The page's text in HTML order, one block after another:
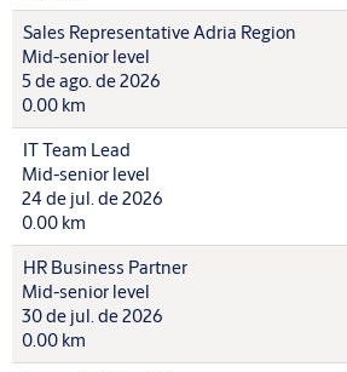
Sales Representative Adria Region
Mid-senior level
5 de ago. de 2026
0.00 km
IT Team Lead
Mid-senior level
24 de jul. de 2026
0.00 km
HR Business Partner
Mid-senior level
30 de jul. de 2026
0.00 km